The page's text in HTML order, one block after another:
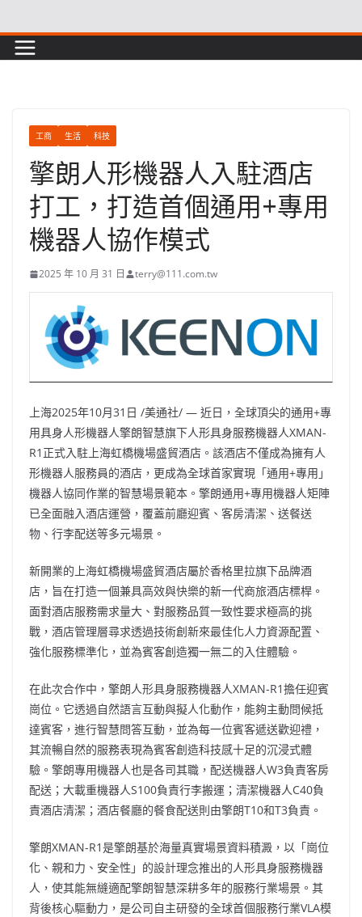
to
content
工商 生活 科技
擎朗人形機器人入駐酒店
打工，打造首個通用+專用
機器人協作模式
2025 年 10 月 31 日 terry@111.com.tw
上海2025年10月31日 /美通社/ — 近日，全球頂尖的通用+專
用具身人形機器人擎朗智慧旗下人形具身服務機器人XMAN-
R1正式入駐上海虹橋機場盛貿酒店。該酒店不僅成為擁有人
形機器人服務員的酒店，更成為全球首家實現「通用+專用」
機器人協同作業的智慧場景範本。擎朗通用+專用機器人矩陣
已全面融入酒店運營，覆蓋前廳迎賓、客房清潔、送餐送
物、行李配送等多元場景。
新開業的上海虹橋機場盛貿酒店屬於香格里拉旗下品牌酒
店，旨在打造一個兼具高效與快樂的新一代商旅酒店標桿。
面對酒店服務需求量大、對服務品質一致性要求極高的挑
戰，酒店管理層尋求透過技術創新來最佳化人力資源配置、
強化服務標準化，並為賓客創造獨一無二的入住體驗。
在此次合作中，擎朗人形具身服務機器人XMAN-R1擔任迎賓
崗位。它透過自然語言互動與擬人化動作，能夠主動問候抵
達賓客，進行智慧問答互動，並為每一位賓客遞送歡迎禮，
其流暢自然的服務表現為賓客創造科技感十足的沉浸式體
驗。擎朗專用機器人也是各司其職，配送機器人W3負責客房
配送；大載重機器人S100負責行李搬運；清潔機器人C40負
責酒店清潔；酒店餐廳的餐食配送則由擎朗T10和T3負責。
擎朗XMAN-R1是擎朗基於海量真實場景資料積澱，以「崗位
化、親和力、安全性」的設計理念推出的人形具身服務機器
人，使其能無縫適配擎朗智慧深耕多年的服務行業場景。其
背後核心驅動力，是公司自主研發的全球首個服務行業VLA模